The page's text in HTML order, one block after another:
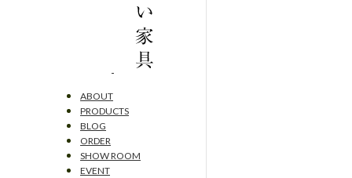
ABOUT
PRODUCTS
BLOG
ORDER
SHOW ROOM
EVENT